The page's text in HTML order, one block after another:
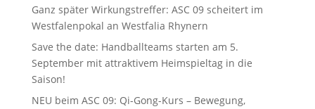
Ganz später Wirkungstreffer: ASC 09 scheitert im
Westfalenpokal an Westfalia Rhynern
Save the date: Handballteams starten am 5.
September mit attraktivem Heimspieltag in die
Saison!
NEU beim ASC 09: Qi-Gong-Kurs – Bewegung,